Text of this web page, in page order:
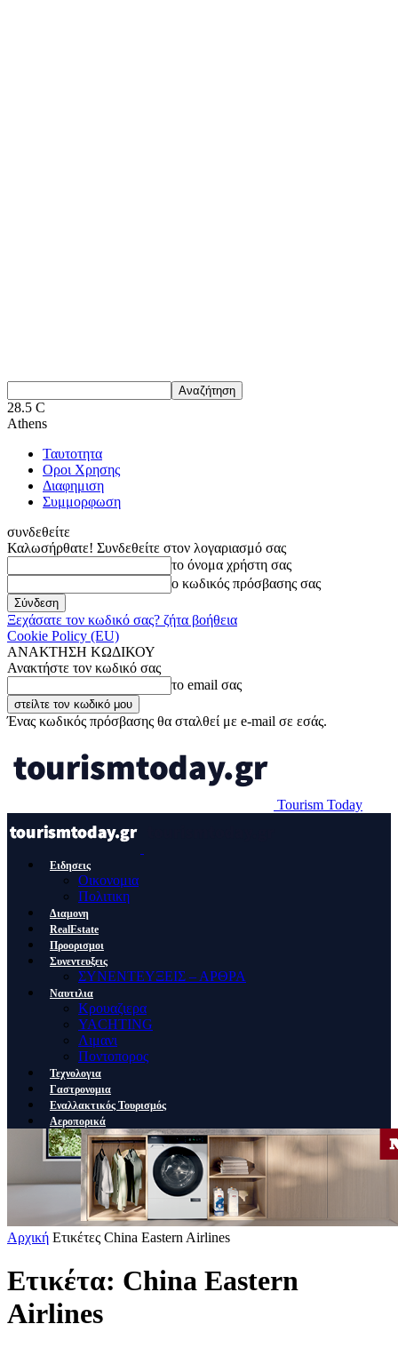
28.5 C
Athens
Ταυτοτητα
Οροι Χρησης
Διαφημιση
Συμμορφωση
συνδεθείτε
Καλωσήρθατε! Συνδεθείτε στον λογαριασμό σας
το όνομα χρήστη σας
ο κωδικός πρόσβασης σας
Ξεχάσατε τον κωδικό σας? ζήτα βοήθεια
Cookie Policy (EU)
ΑΝΑΚΤΗΣΗ ΚΩΔΙΚΟΥ
Ανακτήστε τον κωδικό σας
το email σας
Ένας κωδικός πρόσβασης θα σταλθεί με e-mail σε εσάς.
Tourism Today
Ειδησεις
Οικονομια
Πολιτικη
Διαμονη
RealEstate
Προορισμοι
Συνεντευξεις
ΣΥΝΕΝΤΕΥΞΕΙΣ – ΑΡΘΡΑ
Ναυτιλια
Κρουαζιερα
YACHTING
Λιμανι
Ποντοπορος
Τεχνολογια
Γαστρονομια
Εναλλακτικός Τουρισμός
Αεροπορικά
Αρχική Ετικέτες China Eastern Airlines
Ετικέτα: China Eastern
Airlines